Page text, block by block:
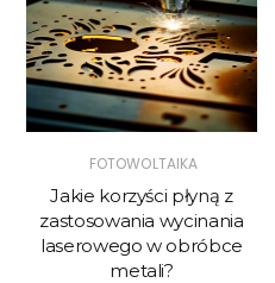
FOTOWOLTAIKA
Jakie korzyści płyną z
zastosowania wycinania
laserowego w obróbce
metali?